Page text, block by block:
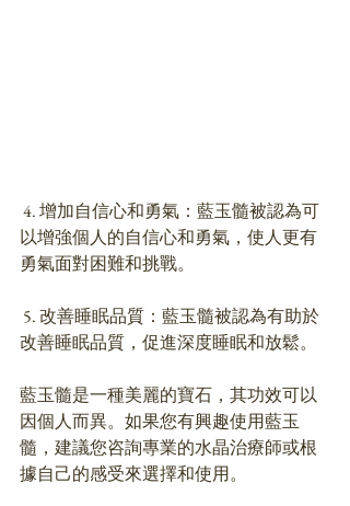
以增強個人的自信心和勇氣，使人更有
勇氣面對困難和挑戰。
改善睡眠品質，促進深度睡眠和放鬆。
藍玉髓是一種美麗的寶石，其功效可以
因個人而異。如果您有興趣使用藍玉
髓，建議您咨詢專業的水晶治療師或根
據自己的感受來選擇和使用。